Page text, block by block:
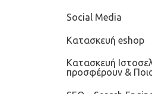
Social Media
Κατασκευή eshop
Κατασκευή
προσφέρουν &